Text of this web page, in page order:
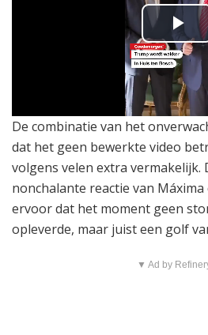
P
l
a
y
V
i
d
De combinatie van het
dat het geen bewerkte video
volgens velen extra vermakelijk.
nonchalante reactie van
ervoor dat het moment geen
opleverde, maar juist een golf
▼ Ad by